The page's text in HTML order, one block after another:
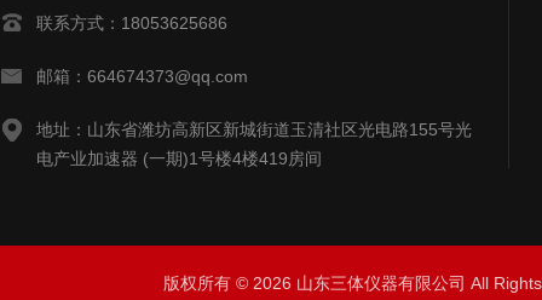
联系方式：18053625686
邮箱：664674373@qq.com
地址：山东省潍坊高新区新城街道玉清社区光电路155号光
电产业加速器 (一期)1号楼4楼419房间
版权所有 © 2026 山东三体仪器有限公司 All